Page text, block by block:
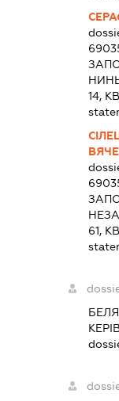
14,
61,